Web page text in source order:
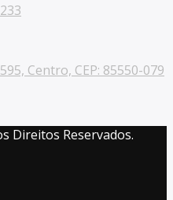
Centro, CEP: 85550-079
Direitos Reservados.